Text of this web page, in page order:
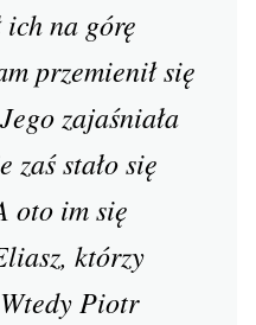
ich na górę
przemienił się
zajaśniała
zaś stało się
oto im się
którzy
Piotr